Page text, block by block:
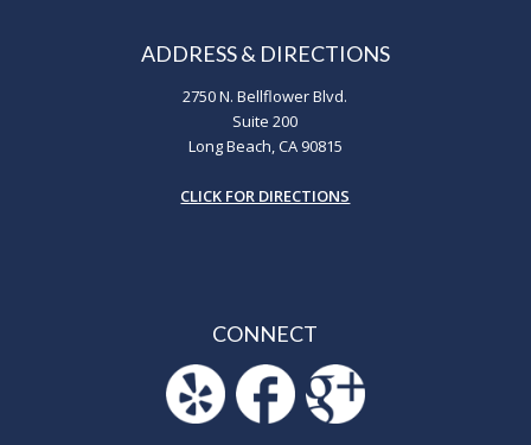
ADDRESS & DIRECTIONS
2750 N. Bellflower Blvd.
Suite 200
Long Beach, CA 90815
CLICK FOR DIRECTIONS
CONNECT